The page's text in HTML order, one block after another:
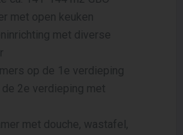
met open keuken
met diverse
op de 1e verdieping
2e verdieping met
met douche, wastafel,